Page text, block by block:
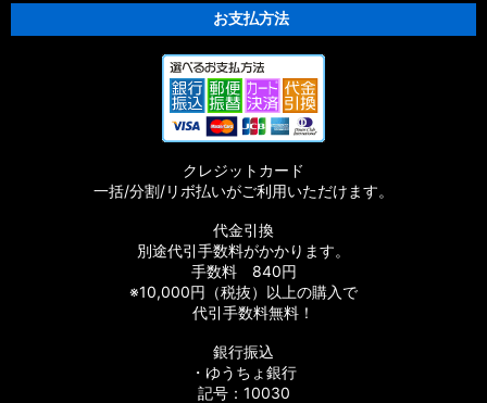
お支払方法
クレジットカード
一括/分割/リボ払いがご利用いただけます。
代金引換
別途代引手数料がかかります。
手数料 840円
※10,000円（税抜）以上の購入で
代引手数料無料！
銀行振込
・ゆうちょ銀行
記号：10030